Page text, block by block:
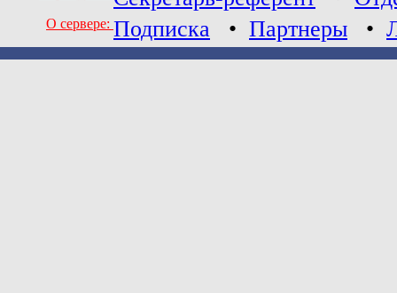
О сервере: Подписка • Партнеры •